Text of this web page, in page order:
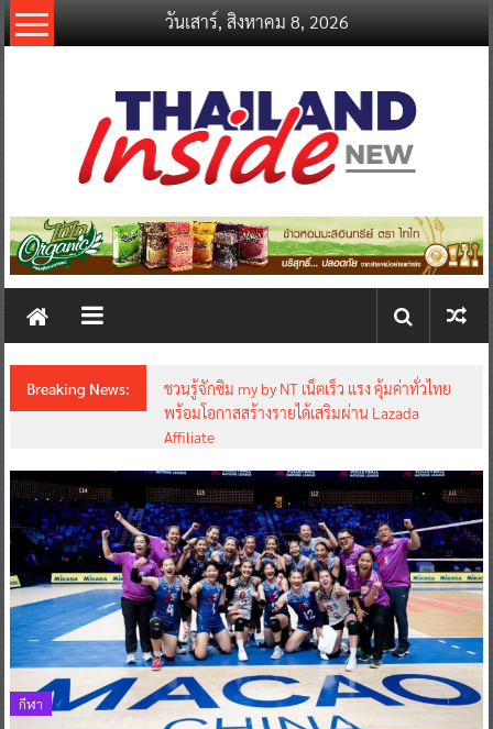
Skip
to
วันเสาร์, สิงหาคม 8, 2026
thailandinsidenew.com
Thailand
New
Breaking News:
Thailand LAB INTERNATIONAL 2026 ผนึก
Bio+HealthTech INTERNATIONAL และ
FutureCHEM INTERNATIONAL เปิดเวที AI ขับ
ไทยสู่ศูนย์กลางอาเซียน